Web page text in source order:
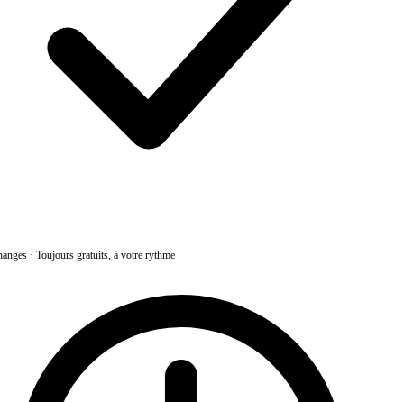
·Toujours gratuits, à votre rythme